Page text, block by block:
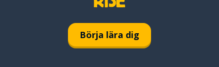
Börja lära dig